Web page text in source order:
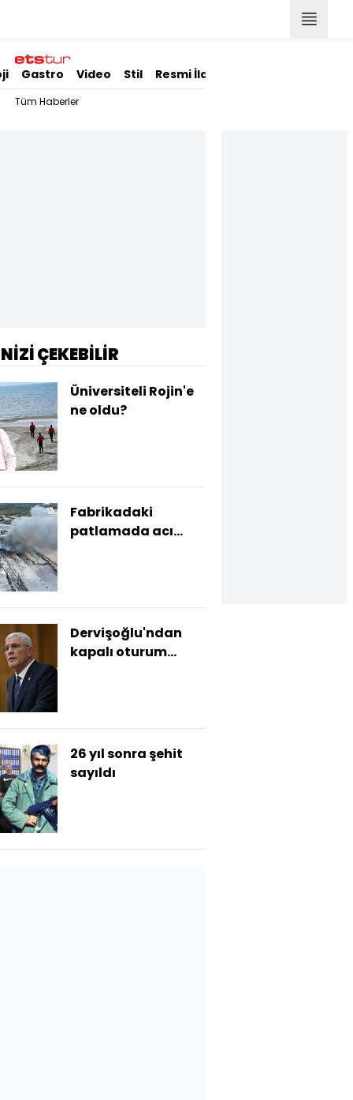
Gastro Video Stil Resmi İlanlar
Tüm Haberler
ÇEKEBİLİR
Üniversiteli Rojin'e
ne oldu?
Fabrikadaki
patlamada acı
Dervişoğlu'ndan
kapalı oturum
26 yıl sonra şehit
sayıldı